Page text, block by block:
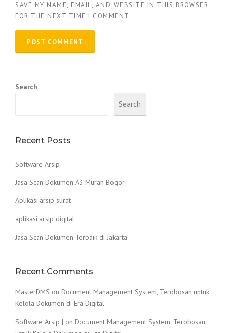
SAVE MY NAME, EMAIL, AND WEBSITE IN THIS BROWSER
FOR THE NEXT TIME I COMMENT.
Search
Search
Recent Posts
Software Arsip
Jasa Scan Dokumen A3 Murah Bogor
Aplikasi arsip surat
aplikasi arsip digital
Jasa Scan Dokumen Terbaik di Jakarta
Recent Comments
MasterDMS on Document Management System, Terobosan untuk
Kelola Dokumen di Era Digital
Software Arsip | on Document Management System, Terobosan